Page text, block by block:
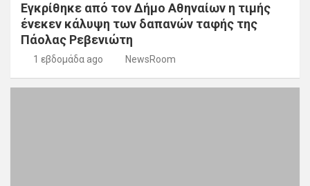
Εγκρίθηκε από τον Δήμο Αθηναίων η τιμής
ένεκεν κάλυψη των δαπανών ταφής της
Πάολας Ρεβενιώτη
1 εβδομάδα ago NewsRoom